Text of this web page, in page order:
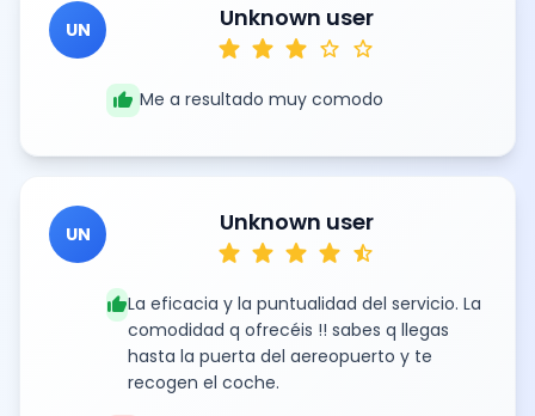
UN Unknown user
star star star star star
thumb_up Me a resultado muy comodo
UN Unknown user
star star star star star_half
thumb_upLa eficacia y la puntualidad del servicio. La
comodidad q ofrecéis !! sabes q llegas
hasta la puerta del aereopuerto y te
recogen el coche.